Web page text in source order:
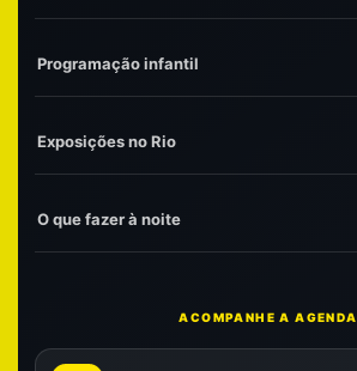
Programação infantil
Exposições no Rio
O que fazer à noite
ACOMPANHE A AGENDA